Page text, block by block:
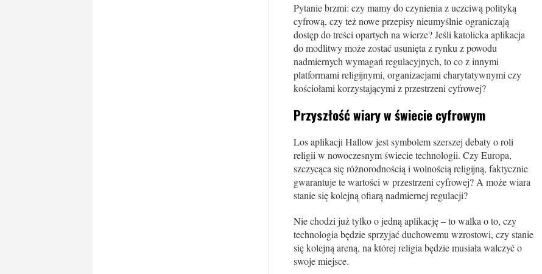
Pytanie brzmi: czy mamy do czynienia z uczciwą polityką
cyfrową, czy też nowe przepisy nieumyślnie ograniczają
dostęp do treści opartych na wierze? Jeśli katolicka aplikacja
do modlitwy może zostać usunięta z rynku z powodu
nadmiernych wymagań regulacyjnych, to co z innymi
platformami religijnymi, organizacjami charytatywnymi czy
kościołami korzystającymi z przestrzeni cyfrowej?
Przyszłość wiary w świecie cyfrowym
Los aplikacji Hallow jest symbolem szerszej debaty o roli
religii w nowoczesnym świecie technologii. Czy Europa,
szczycąca się różnorodnością i wolnością religijną, faktycznie
gwarantuje te wartości w przestrzeni cyfrowej? A może wiara
stanie się kolejną ofiarą nadmiernej regulacji?
Nie chodzi już tylko o jedną aplikację – to walka o to, czy
technologia będzie sprzyjać duchowemu wzrostowi, czy stanie
się kolejną areną, na której religia będzie musiała walczyć o
swoje miejsce.